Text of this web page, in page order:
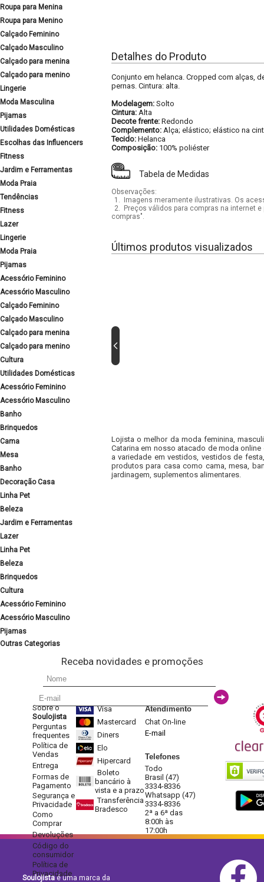
Roupa para Menina
Roupa para Menino
Calçado Feminino
Calçado Masculino
Calçado para menina
Calçado para menino
Lingerie
Moda Masculina
Pijamas
Utilidades Domésticas
Escolhas das Influencers
Fitness
Jardim e Ferramentas
Moda Praia
Tendências
Fitness
Lazer
Lingerie
Moda Praia
Pijamas
Acessório Feminino
Acessório Masculino
Calçado Feminino
Calçado Masculino
Calçado para menina
Calçado para menino
Cultura
Utilidades Domésticas
Acessório Feminino
Acessório Masculino
Banho
Brinquedos
Cama
Mesa
Banho
Decoração Casa
Linha Pet
Beleza
Jardim e Ferramentas
Lazer
Linha Pet
Beleza
Brinquedos
Cultura
Acessório Feminino
Acessório Masculino
Pijamas
Outras Categorias
Detalhes do Produto
Conjunto em helanca. Cropped com alças,
pernas. Cintura: alta.
Modelagem: Solto
Cintura: Alta
Decote frente: Redondo
Complemento: Alça; elástico; elástico na
Tecido: Helanca
Composição: 100% poliéster
Tabela de Medidas
Observações:
1.
Imagens meramente ilustrativas. Os
2.
Preços válidos para compras na internet
compras".
Últimos produtos visualizados
Lojista o melhor da moda feminina,
Catarina em nosso atacado de moda
a variedade em vestidos, vestidos de
produtos para casa como cama, mesa,
jardinagem, suplementos alimentares.
Receba novidades e promoções
Sobre o
Soulojista
Perguntas
frequentes
Política de
Vendas
Entrega
Formas de
Pagamento
Segurança e
Privacidade
Como
Comprar
Devoluções
Código do
consumidor
Política de
Privacidade
Visa
Mastercard
Diners
Elo
Hipercard
Boleto
bancário à
vista e a prazo
Transferência
Bradesco
Atendimento
Chat On-line
E-mail
Telefones
Todo
Brasil (47)
3334-8336
Whatsapp (47)
3334-8336
2ª a 6ª das
8:00h às
17:00h
Soulojistaé uma marca da